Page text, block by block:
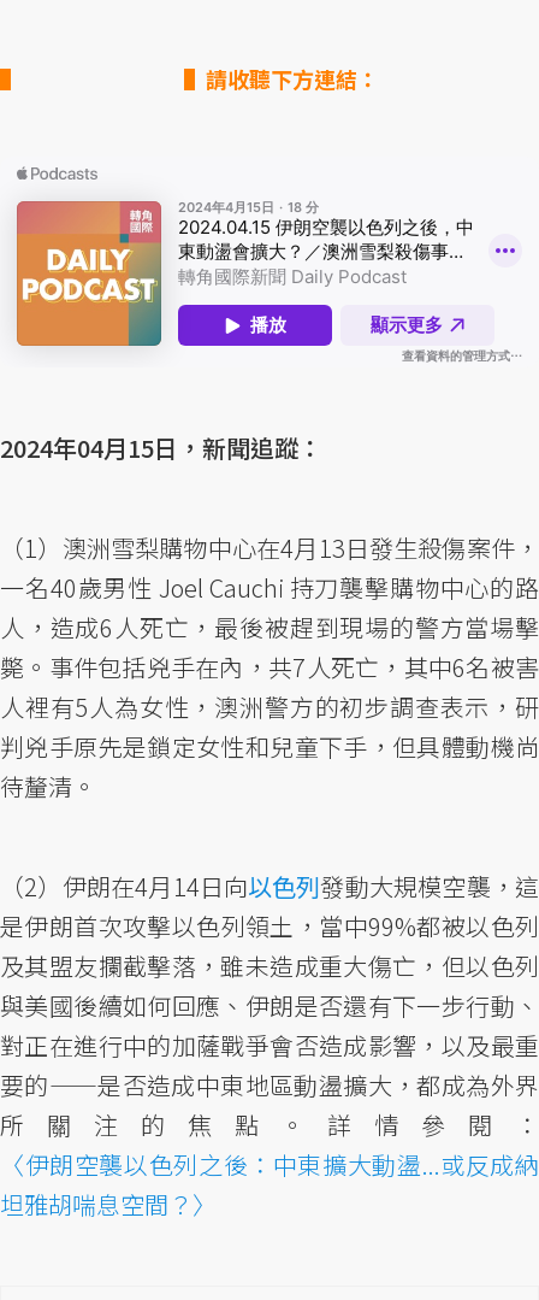
▌請收聽下方連結：
2024年04月15日，新聞追蹤：
（1）澳洲雪梨購物中心在4月13日發生殺傷案件，
一名40歲男性 Joel Cauchi 持刀襲擊購物中心的路
人，造成6人死亡，最後被趕到現場的警方當場擊
斃。事件包括兇手在內，共7人死亡，其中6名被害
人裡有5人為女性，澳洲警方的初步調查表示，研
判兇手原先是鎖定女性和兒童下手，但具體動機尚
待釐清。
（2）伊朗在4月14日向以色列發動大規模空襲，這
是伊朗首次攻擊以色列領土，當中99%都被以色列
及其盟友攔截擊落，雖未造成重大傷亡，但以色列
與美國後續如何回應、伊朗是否還有下一步行動、
對正在進行中的加薩戰爭會否造成影響，以及最重
要的——是否造成中東地區動盪擴大，都成為外界
所關注的焦點。詳情參閱：
〈伊朗空襲以色列之後：中東擴大動盪...或反成納
坦雅胡喘息空間？〉